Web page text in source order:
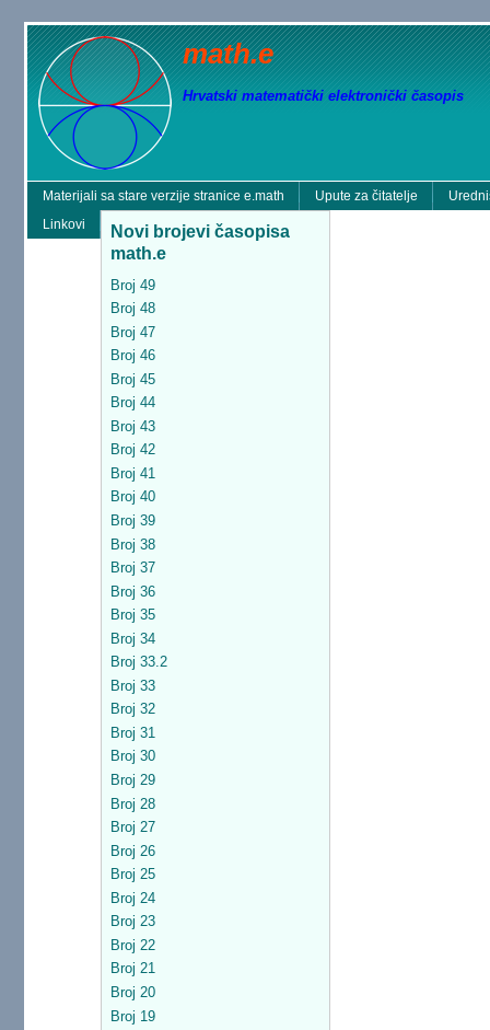
math.e
Hrvatski matematički elektronički časopis
Materijali sa stare verzije stranice e.math Upute za čitatelje
Linkovi
Novi brojevi časopisa
math.e
Broj 49
Broj 48
Broj 47
Broj 46
Broj 45
Broj 44
Broj 43
Broj 42
Broj 41
Broj 40
Broj 39
Broj 38
Broj 37
Broj 36
Broj 35
Broj 34
Broj 33.2
Broj 33
Broj 32
Broj 31
Broj 30
Broj 29
Broj 28
Broj 27
Broj 26
Broj 25
Broj 24
Broj 23
Broj 22
Broj 21
Broj 20
Broj 19